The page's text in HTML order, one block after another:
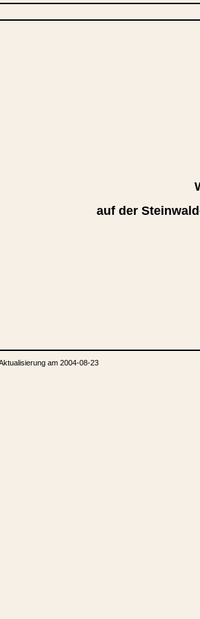
auf der
am 2004-08-23